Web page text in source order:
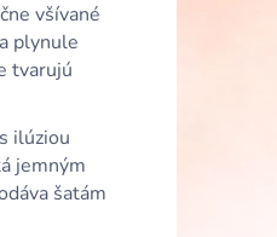
všívané
plynule
tvarujú
ilúziou
jemným
šatám